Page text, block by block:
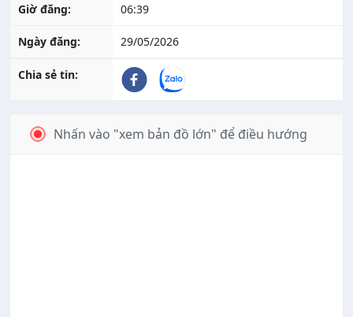
Giờ đăng: 06:39
Ngày đăng: 29/05/2026
Chia sẻ tin:
Nhấn vào "xem bản đồ lớn" để điều hướng